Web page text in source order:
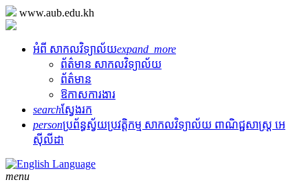
www.aub.edu.kh
អំពី សាកលវិទ្យាល័យexpand_more
ព័ត៌មាន សាកលវិទ្យាល័យ
ព័ត៌មាន
ឱកាសការងារ
searchស្វែងរក
personប្រព័ន្ធស្វ័យប្រវត្តិកម្ម សាកលវិទ្យាល័យ ពាណិជ្ជសាស្រ្ត អេ
ស៊ីលីដា
menu